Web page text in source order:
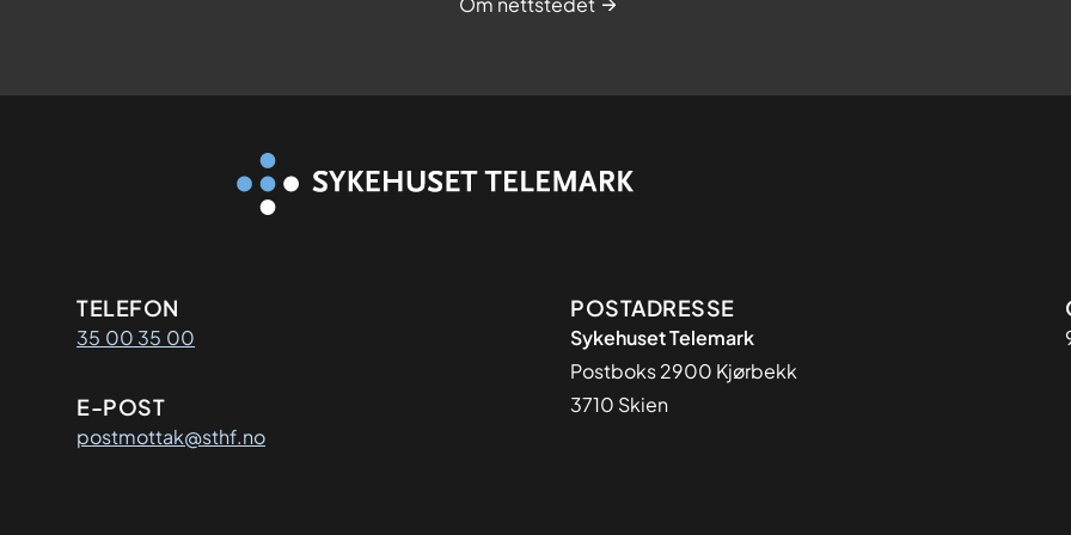
Kontaktinformasjon
TELEFON
35 00 35 00
E-POST
postmottak@sthf.no
Adresse
POSTADRESSE
Sykehuset Telemark
Postboks 2900 Kjørbekk
3710 Skien